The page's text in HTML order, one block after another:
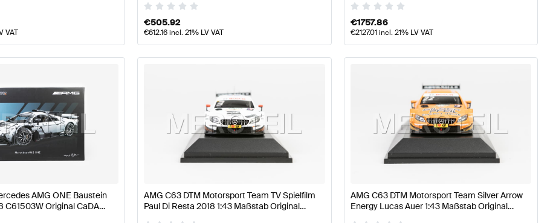
VAT
€505.92
€612.16incl. 21% LV VAT
€1757.86
€2127.01incl. 21% LV VAT
AMG ONE Baustein
C61503W Original CaDA
AMG C63 DTM Motorsport Team TV Spielfilm
Paul Di Resta 2018 1:43 Maßstab Original
AMG C63 DTM Motorsport Team Silver Arrow
Energy Lucas Auer 1:43 Maßstab Original